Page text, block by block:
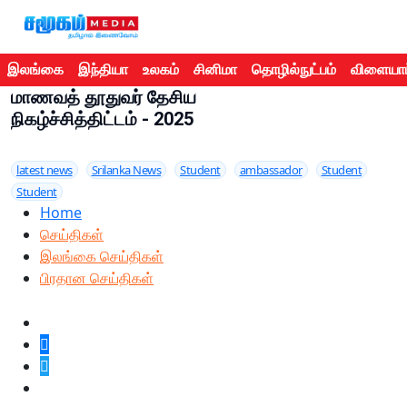
இலங்கை இந்தியா உலகம் சினிமா தொழில்நுட்பம்
மாணவத் தூதுவர் தேசிய
நிகழ்ச்சித்திட்டம் - 2025
latest news Srilanka News Student ambassador
Student
Student
Home
செய்திகள்
இலங்கை செய்திகள்
பிரதான செய்திகள்